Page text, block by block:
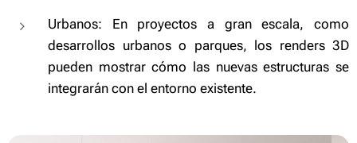
Urbanos: En proyectos a gran escala, como
desarrollos urbanos o parques, los renders 3D
pueden mostrar cómo las nuevas estructuras se
integrarán con el entorno existente.